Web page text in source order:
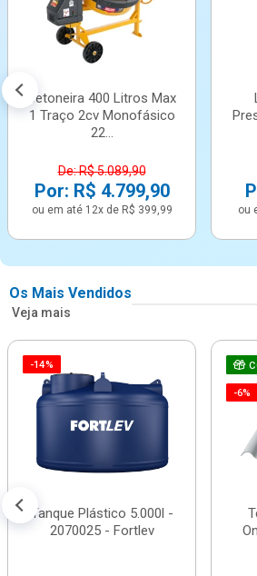
Betoneira 400 Litros Max
1 Traço 2cv Monofásico
22...
De: R$ 5.089,90
Por: R$ 4.799,90
ou em até 12x de R$ 399,99 ou
Os Mais Vendidos
Veja mais
-14%
Tanque Plástico 5.000l -
2070025 - Fortlev
-6%